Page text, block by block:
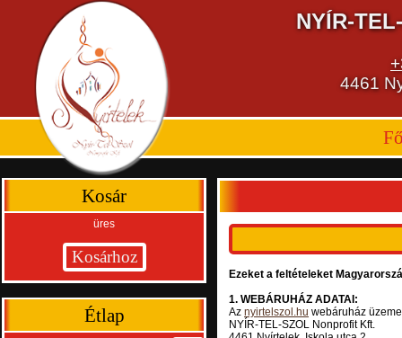
NYÍR-
4461
Kosár
üres
Étlap
Ezeket a feltételeket
1. WEBÁRUHÁZ ADATAI:
Az nyirtelszol.hu webáruház
NYÍR-TEL-SZOL Nonprofit Kft.